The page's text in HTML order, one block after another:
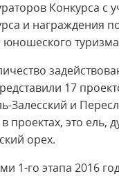
Конкурса с
и награждения
юношеского
17
Залесский и
проектах, это ель,
орех.
1-го этапа 2016